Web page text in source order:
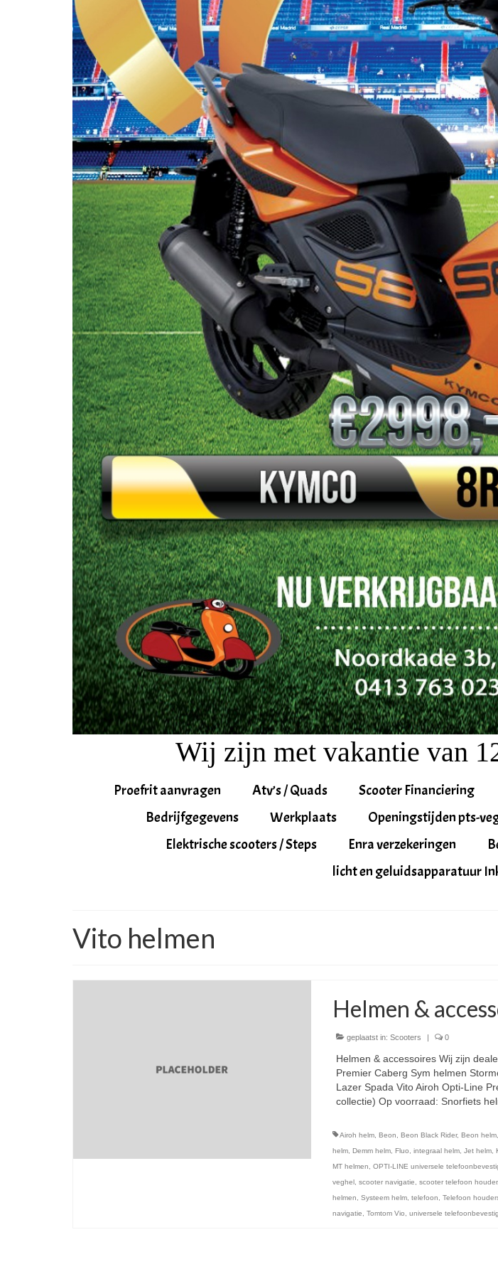
Wij zijn met vakantie van
Proefrit aanvragen Atv’s / Quads Scooter Financiering
Bedrijfgegevens
Werkplaats Openingstijden pts-
Elektrische scooters / Steps
Enra verzekeringen
licht en geluidsapparatuur
Vito helmen
Helmen &
geplaatst in: Scooters 0
Helmen & accessoires Wij zijn
Premier Caberg Sym helmen
Lazer Spada Vito Airoh Opti-Line
collectie) Op voorraad: Snorfiets
Airoh helm, Beon, Beon Black Rider, Beon helm,
helm, Demm helm, Fluo, integraal helm, Jet helm,
MT helmen, OPTI-LINE universele
veghel, scooter navigatie, scooter telefoon houder,
helmen, Systeem helm, telefoon, Telefoon
navigatie, Tomtom Vio, universele